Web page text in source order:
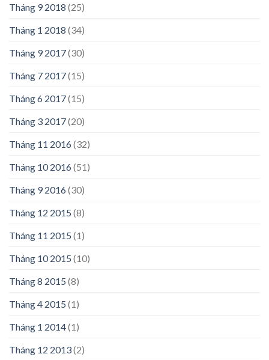
Tháng 9 2018 (25)
Tháng 1 2018 (34)
Tháng 9 2017(30)
Tháng 7 2017(15)
Tháng 6 2017(15)
Tháng 3 2017(20)
Tháng 11 2016(32)
Tháng 10 2016(51)
Tháng 9 2016(30)
Tháng 12 2015 (8)
Tháng 11 2015 (1)
Tháng 10 2015 (10)
Tháng 8 2015 (8)
Tháng 4 2015 (1)
Tháng 1 2014(1)
Tháng 12 2013(2)